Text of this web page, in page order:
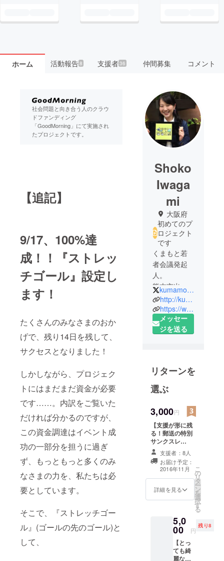
ホーム 活動報告8 支援者36 仲間募集 コメント
社会問題と向き合う人のクラウ
ドファンディング
「GoodMorning」にて実施され
たプロジェクトです。
【追記】
9/17、100%達
成！！『ストレッ
チゴール』設定し
ます！
たくさんのみなさまのおか
げで、残り14日を残して、
サクセスとなりました！
しかしながら、プロジェク
トにはまだまだ資金が必要
です……。内訳をご覧いた
だければ分かるのですが、
この資金調達はイベント成
功の一部分を担うに過ぎ
ず、もっともっと多くのみ
なさまの力を、私たちは必
要としています。
そこで、『ストレッチゴー
ル』(ゴールの先のゴール)と
して、
Shoko
Iwaga
mi
大阪府
初めてのプ
ロジェクト
です
くまもと若
者会議発起
人。
熊本市出身
で、現在は
関西の大学
に通う4年
生。
者会議」と
いうイベン
トや、3年時
に地元熊本
で出会った
人々がきっ
かけで、今
年2月に団体
「くまもと
若者会議」
kumamoto_youth
http://kumamotowakamono.net/
https://www.youtube.com/watch?v=Xsf7nfFnOs4
メッセー
ジを送る
リターンを
選ぶ
3,000円
【支援が形に残
る！郵送の特別
サンクスレ
ター】 ・あなた
だけ、特別なサ
ンクスレター ・
熊本の魅力が伝
わるポストカー
ド（学生があな
たのための1枚を
た方限定の活動
支援につくサン
クスレターは、
ひとつづつ手書
支援者：8人
お届け予定：
2016年11月
詳細を見る
こ
の
リ
タ
ー
ン
を
選
択
す
る
5,0
00 円
残り8
【とっ
ても綺
麗な≪